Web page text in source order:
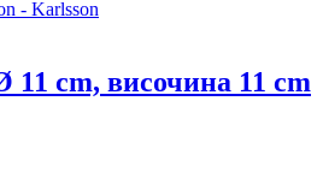
11 cm, височина 11 cm